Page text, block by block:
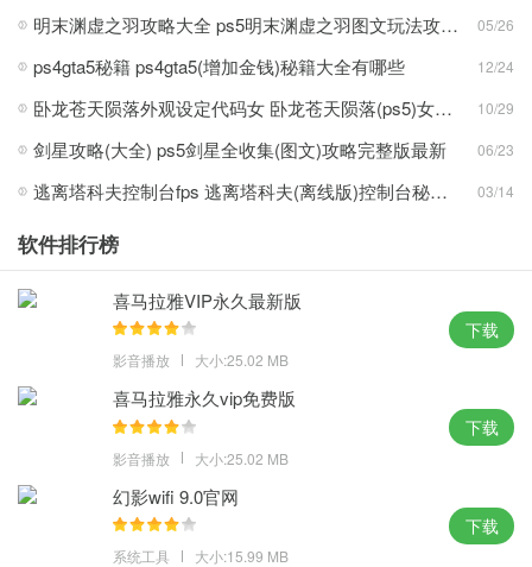
够随时修改图画中的文本
2、每一种工具都有非常实用的功效，各种形式这间的变换，还能够
恣意调整图画的尺度，分辨率及布巨细
式、Lab形式、索引色彩形式、双色调形式和多通道形式等
4、经过自行设定的笔刷形状，巨细和压力，能够创立不一样的笔刷
亮点：
1、能够帮助用户更加轻松方便的选取区域，运用戏法棒东西或色彩
西能够根据挑选边缘的像素反差
3、运用蒙版能够精确地挑选规模,进行存储和载入操作，在很多个领
域都有很强的实用性
4、具有强大的功能来编辑您的视频素材，每种滤镜各不相同，用户
能够运用这些滤镜完成各种特别作用
明末渊虚之羽攻略大全 ps5明末渊虚之羽图文玩法攻略最新 05/26
ps4gta5秘籍 ps4gta5(增加金钱)秘籍大全有哪些 12/24
卧龙苍天陨落外观设定代码女 卧龙苍天陨落(ps5)女性捏脸数据代码分享 10/29
剑星攻略(大全) ps5剑星全收集(图文)攻略完整版最新 06/23
逃离塔科夫控制台fps 逃离塔科夫(离线版)控制台秘籍大全 03/14
软件排行榜
喜马拉雅VIP永久最新版
影音播放 大小:25.02 MB
下载
喜马拉雅永久vip免费版
影音播放 大小:25.02 MB
下载
幻影wifi 9.0官网
系统工具 大小:15.99 MB
下载